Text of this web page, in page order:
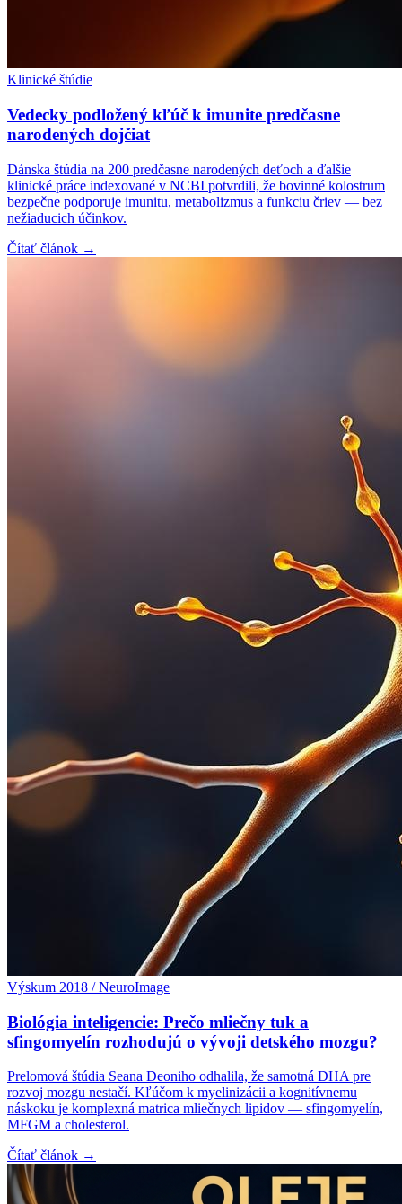
Klinické štúdie
Vedecky podložený kľúč k imunite predčasne
narodených dojčiat
Dánska štúdia na 200 predčasne narodených deťoch a ďalšie
klinické práce indexované v NCBI potvrdili, že bovinné kolostrum
bezpečne podporuje imunitu, metabolizmus a funkciu čriev — bez
nežiaducich účinkov.
Čítať článok →
Výskum 2018 / NeuroImage
Biológia inteligencie: Prečo mliečny tuk a
sfingomyelín rozhodujú o vývoji detského mozgu?
Prelomová štúdia Seana Deoniho odhalila, že samotná DHA pre
rozvoj mozgu nestačí. Kľúčom k myelinizácii a kognitívnemu
náskoku je komplexná matrica mliečnych lipidov — sfingomyelín,
MFGM a cholesterol.
Čítať článok →